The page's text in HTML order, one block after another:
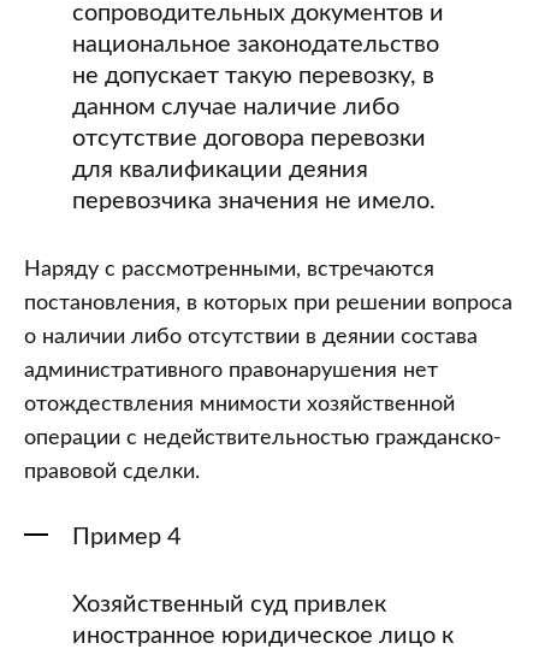
сопроводительных документов и
национальное законодательство
не допускает такую перевозку, в
данном случае наличие либо
отсутствие договора перевозки
для квалификации деяния
перевозчика значения не имело.
Наряду с рассмотренными, встречаются
постановления, в которых при решении вопроса
о наличии либо отсутствии в деянии состава
административного правонарушения нет
отождествления мнимости хозяйственной
операции с недействительностью гражданско-
правовой сделки.
Пример 4
Хозяйственный суд привлек
иностранное юридическое лицо к